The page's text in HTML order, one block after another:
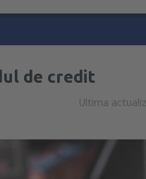
de credit
Ultima